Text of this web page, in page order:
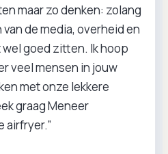
maar zo denken: zolang
de media, overheid en
goed zitten. Ik hoop
veel mensen in jouw
met onze lekkere
graag Meneer
airfryer.”